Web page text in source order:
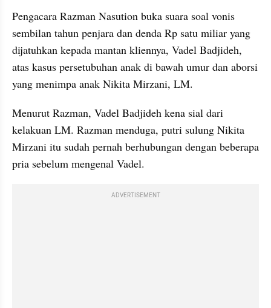
Pengacara Razman Nasution buka suara soal vonis
sembilan tahun penjara dan denda Rp satu miliar yang
dijatuhkan kepada mantan kliennya, Vadel Badjideh,
atas kasus persetubuhan anak di bawah umur dan aborsi
yang menimpa anak Nikita Mirzani, LM.
Menurut Razman, Vadel Badjideh kena sial dari
kelakuan LM. Razman menduga, putri sulung Nikita
Mirzani itu sudah pernah berhubungan dengan beberapa
pria sebelum mengenal Vadel.
ADVERTISEMENT